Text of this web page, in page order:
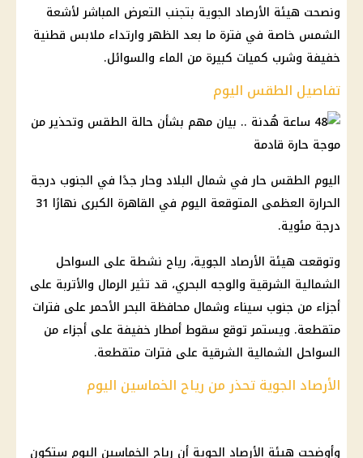
ونصحت هيئة الأرصاد الجوية بتجنب التعرض المباشر لأشعة
الشمس خاصة في فترة ما بعد الظهر وارتداء ملابس قطنية
خفيفة وشرب كميات كبيرة من الماء والسوائل.
تفاصيل الطقس اليوم
اليوم الطقس حار في شمال البلاد وحار جدًا في الجنوب درجة
الحرارة العظمى المتوقعة اليوم في القاهرة الكبرى نهارًا 31
درجة مئوية.
وتوقعت هيئة الأرصاد الجوية، رياح نشطة على السواحل
الشمالية الشرقية والوجه البحري، قد تثير الرمال والأتربة على
أجزاء من جنوب سيناء وشمال محافظة البحر الأحمر على فترات
متقطعة. ويستمر توقع سقوط أمطار خفيفة على أجزاء من
السواحل الشمالية الشرقية على فترات متقطعة.
الأرصاد الجوية تحذر من رياح الخماسين اليوم
وأوضحت هيئة الأرصاد الجوية أن رياح الخماسين اليوم ستكون